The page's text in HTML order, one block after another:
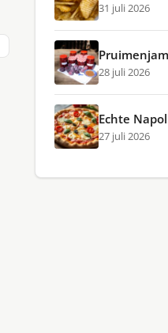
31 juli 2026
28 juli 2026
Echte
27 juli 2026